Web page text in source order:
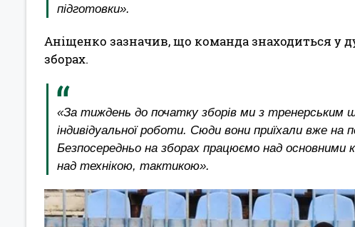
підготовки».
Аніщенко зазначив, що команда знаходиться у
зборах.
«За тиждень до початку зборів ми з
індивідуальної роботи. Сюди вони приїхали вже на
Безпосередньо на зборах працюємо над
над технікою, тактикою».